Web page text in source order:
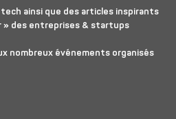
ainsi que des articles inspirants
» des entreprises & startups
nombreux événements organisés